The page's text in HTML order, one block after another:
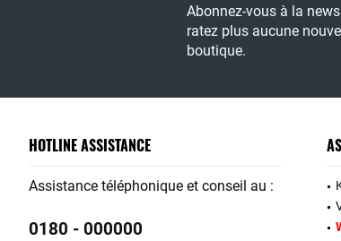
Abonnez-vous à la
ratez plus aucune
boutique.
HOTLINE ASSISTANCE
Assistance téléphonique et conseil au :
0180 - 000000